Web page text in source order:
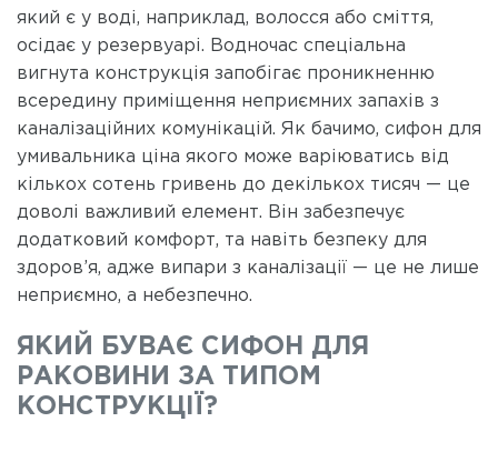
який є у воді, наприклад, волосся або сміття,
осідає у резервуарі. Водночас спеціальна
вигнута конструкція запобігає проникненню
всередину приміщення неприємних запахів з
каналізаційних комунікацій. Як бачимо, сифон для
умивальника ціна якого може варіюватись від
кількох сотень гривень до декількох тисяч — це
доволі важливий елемент. Він забезпечує
додатковий комфорт, та навіть безпеку для
здоров’я, адже випари з каналізації — це не лише
неприємно, а небезпечно.
ЯКИЙ БУВАЄ СИФОН ДЛЯ
РАКОВИНИ ЗА ТИПОМ
КОНСТРУКЦІЇ?